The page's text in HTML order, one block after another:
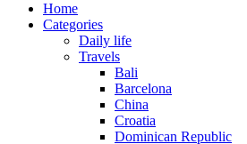
Home
Categories
Daily life
Travels
Bali
Barcelona
China
Croatia
Dominican Republic